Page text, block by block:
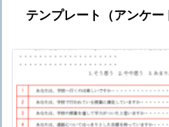
テンプレート（アンケ